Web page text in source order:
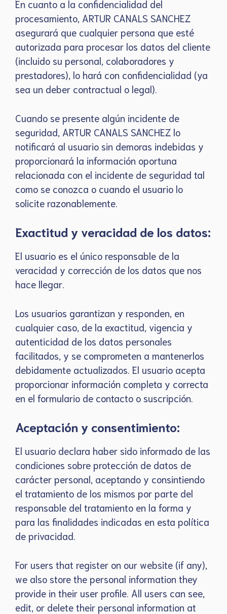
En cuanto a la confidencialidad del
procesamiento, ARTUR CANALS SANCHEZ
asegurará que cualquier persona que esté
autorizada para procesar los datos del cliente
(incluido su personal, colaboradores y
prestadores), lo hará con confidencialidad (ya
sea un deber contractual o legal).
Cuando se presente algún incidente de
seguridad, ARTUR CANALS SANCHEZ lo
notificará al usuario sin demoras indebidas y
proporcionará la información oportuna
relacionada con el incidente de seguridad tal
como se conozca o cuando el usuario lo
solicite razonablemente.
Exactitud y veracidad de los datos:
El usuario es el único responsable de la
veracidad y corrección de los datos que nos
hace llegar.
Los usuarios garantizan y responden, en
cualquier caso, de la exactitud, vigencia y
autenticidad de los datos personales
facilitados, y se comprometen a mantenerlos
debidamente actualizados. El usuario acepta
proporcionar información completa y correcta
en el formulario de contacto o suscripción.
Aceptación y consentimiento:
El usuario declara haber sido informado de las
condiciones sobre protección de datos de
carácter personal, aceptando y consintiendo
el tratamiento de los mismos por parte del
responsable del tratamiento en la forma y
para las finalidades indicadas en esta política
de privacidad.
For users that register on our website (if any),
we also store the personal information they
provide in their user profile. All users can see,
edit, or delete their personal information at